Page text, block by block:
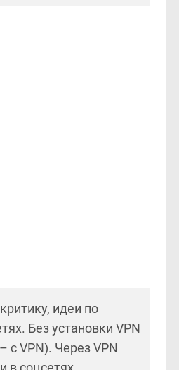
идеи по
Без установки VPN
с VPN). Через VPN